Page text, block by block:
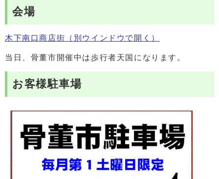
会場
木下南口商店街 （別ウインドウで開く）
当日、骨董市開催中は歩行者天国になります。
お客様駐車場